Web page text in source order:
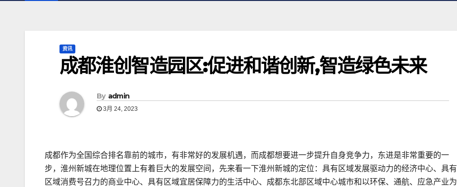
资讯
成都淮创智造园区:促进和谐创新,智造绿色未来
By admin
3月 24, 2023
成都作为全国综合排名靠前的城市，有非常好的发展机遇，而成都想要进一步提升自身竞争力，东进是非常重要的一
步，淮州新城在地理位置上有着巨大的发展空间，先来看一下淮州新城的定位：具有区域发展驱动力的经济中心、具有
区域消费号召力的商业中心、具有区域宜居保障力的生活中心、成都东北部区域中心城市和以环保、通航、应急产业为